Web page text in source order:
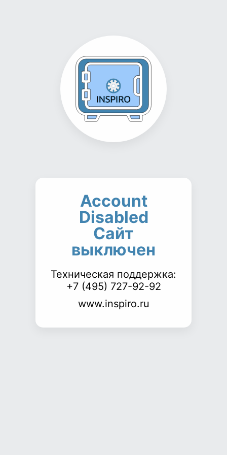
Account
Disabled
Сайт
выключен
Техническая поддержка:
+7 (495) 727-92-92
www.inspiro.ru